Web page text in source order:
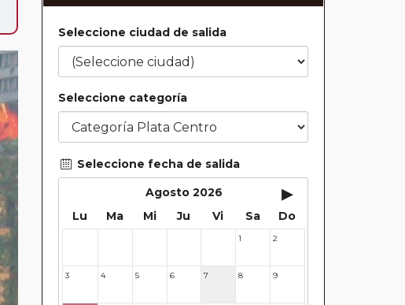
Seleccione ciudad de salida
Seleccione categoría
Seleccione fecha de salida
Agosto 2026
▸
Lu Ma Mi Ju Vi Sa Do
1 2
3 4 5 6 7 8 9